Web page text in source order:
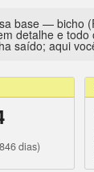
base — bicho
detalhe e
saído; aqui
dias)